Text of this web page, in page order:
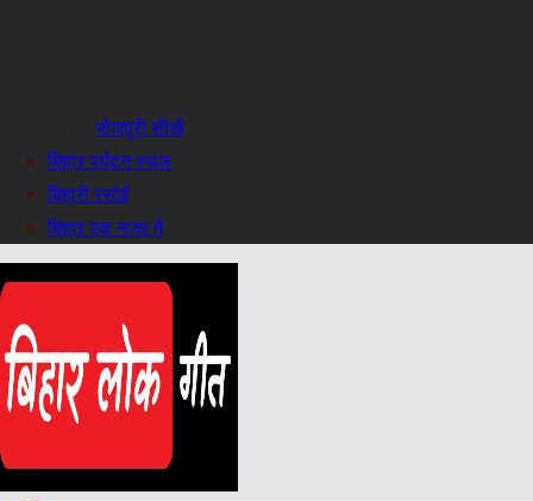
भोजपुरी सीखें
बिहार पर्यटन स्थल
बिहारी रसोई
बिहार एक नजर में